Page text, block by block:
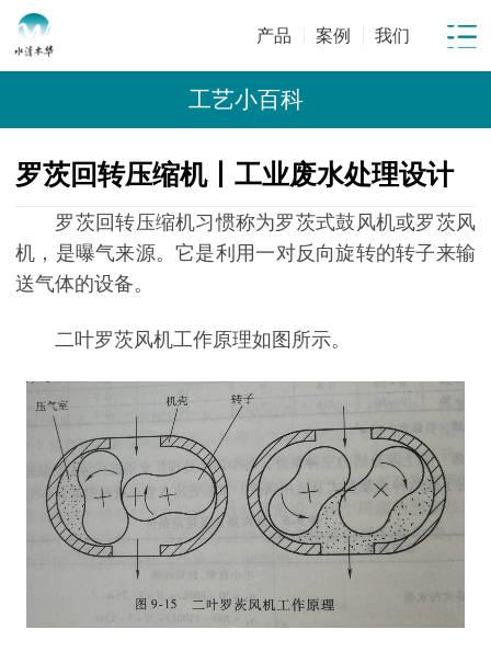
产品 案例 我们
工艺小百科
罗茨回转压缩机丨工业废水处理设计
罗茨回转压缩机习惯称为罗茨式鼓风机或罗茨风
机，是曝气来源。它是利用一对反向旋转的转子来输
送气体的设备。
二叶罗茨风机工作原理如图所示。